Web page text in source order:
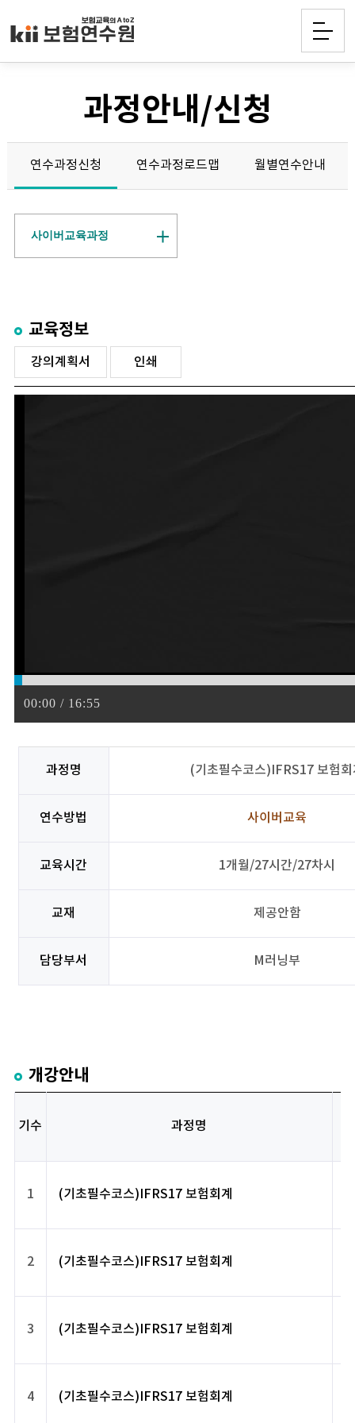
과정안내/신청
연수과정신청 연수과정로드맵 월별연수안내
사이버교육과정
교육정보
강의계획서 인쇄
00:00 / 16:55
과정명 (기초필수코스)IFRS17 보험회
연수방법 사이버교육
교육시간 1개월/27시간/27차시
교재 제공안함
담당부서 M러닝부
개강안내
기수 과정명
1 (기초필수코스)IFRS17 보험회계
2 (기초필수코스)IFRS17 보험회계
3 (기초필수코스)IFRS17 보험회계
4 (기초필수코스)IFRS17 보험회계